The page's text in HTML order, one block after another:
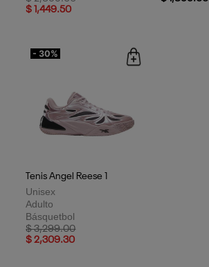
$ 1,449.50
- 30%
Tenis Angel Reese 1
Unisex
Adulto
Básquetbol
Price reduced from
$ 3,299.00to
$ 2,309.30